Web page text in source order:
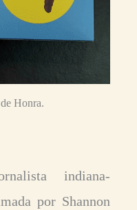
Honra.
indiana-
por Shannon